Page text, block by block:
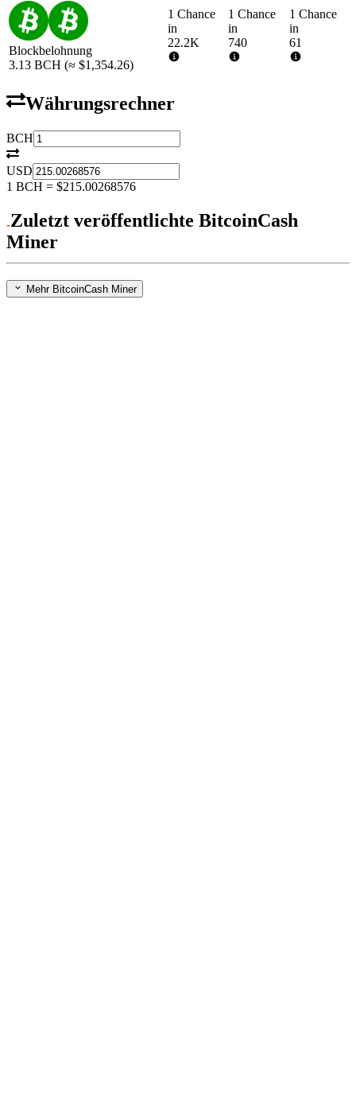
Blockbelohnung
3.13 BCH (≈ $1,354.26)
1 Chance
in
22.2K
1 Chance
in
740
1 Chance
in
61
Währungsrechner
BCH
USD
1 BCH = $215.00268576
Zuletzt veröffentlichte BitcoinCash
Miner
Mehr BitcoinCash Miner